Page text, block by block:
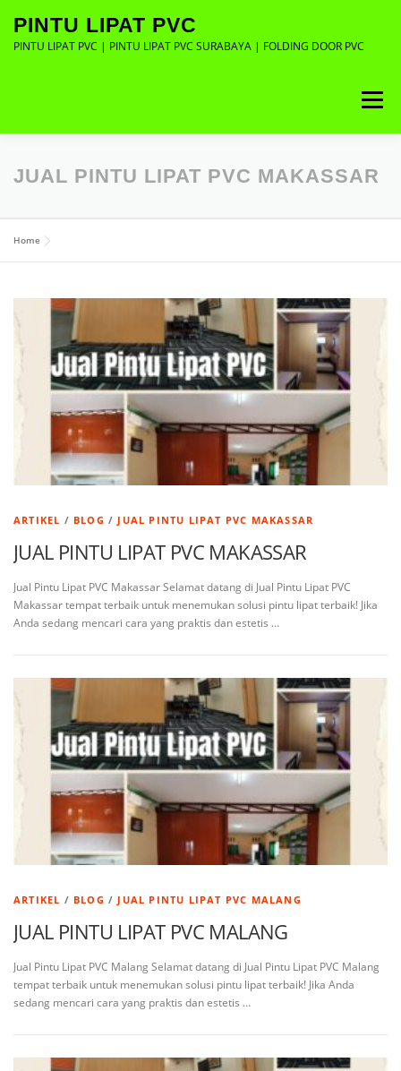
konten
PINTU LIPAT PVC
PINTU LIPAT PVC | PINTU LIPAT PVC SURABAYA | FOLDING DOOR PVC
Menu
ABOUT GALLERY CONTACT
JUAL PINTU LIPAT PVC MAKASSAR
Home
ARTIKEL / BLOG / JUAL PINTU LIPAT PVC MAKASSAR
JUAL PINTU LIPAT PVC MAKASSAR
Jual Pintu Lipat PVC Makassar Selamat datang di Jual Pintu Lipat PVC
Makassar tempat terbaik untuk menemukan solusi pintu lipat terbaik! Jika
Anda sedang mencari cara yang praktis dan estetis …
ARTIKEL / BLOG / JUAL PINTU LIPAT PVC MALANG
JUAL PINTU LIPAT PVC MALANG
Jual Pintu Lipat PVC Malang Selamat datang di Jual Pintu Lipat PVC Malang
tempat terbaik untuk menemukan solusi pintu lipat terbaik! Jika Anda
sedang mencari cara yang praktis dan estetis …